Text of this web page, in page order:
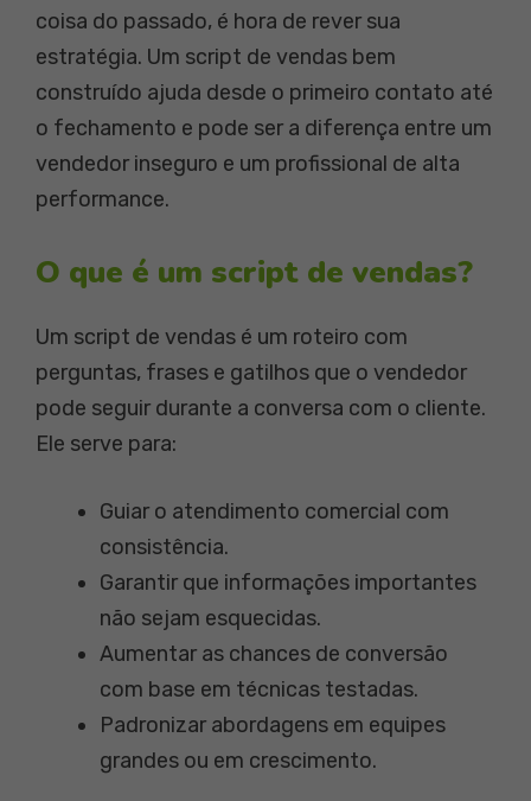
coisa do passado, é hora de rever sua
estratégia. Um script de vendas bem
construído ajuda desde o primeiro contato até
o fechamento e pode ser a diferença entre um
vendedor inseguro e um profissional de alta
performance.
O que é um script de vendas?
Um script de vendas é um roteiro com
perguntas, frases e gatilhos que o vendedor
pode seguir durante a conversa com o cliente.
Ele serve para:
Guiar o atendimento comercial com
consistência.
Garantir que informações importantes
não sejam esquecidas.
Aumentar as chances de conversão
com base em técnicas testadas.
Padronizar abordagens em equipes
grandes ou em crescimento.